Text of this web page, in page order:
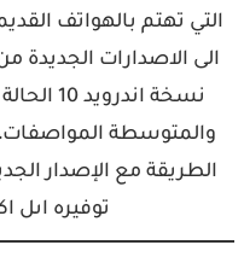
التي تهتم بالهواتف
الى الاصدارات الجديدة
نسخة
والمتوسطة
توفيره اىل